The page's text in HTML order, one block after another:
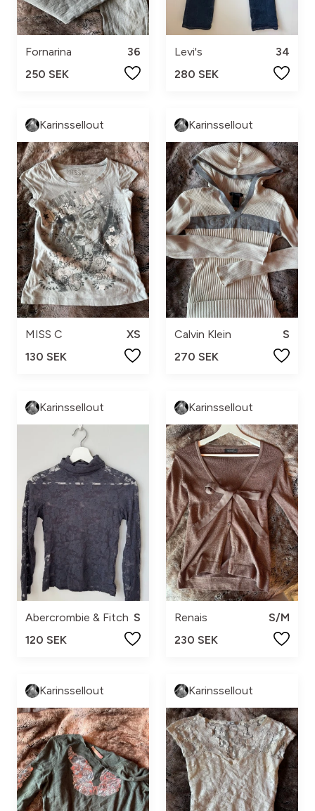
Fornarina
36
250 SEK
Levi's
34
280 SEK
Karinssellout
MISS C
XS
130 SEK
Karinssellout
Calvin Klein
S
270 SEK
Karinssellout
Abercrombie & Fitch S
120 SEK
Karinssellout
Renais
S/M
230 SEK
Karinssellout Karinssellout